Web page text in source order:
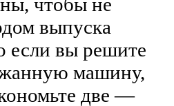
выпуска
если вы решите
машину,
две —